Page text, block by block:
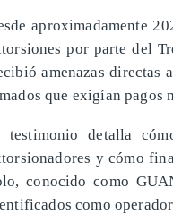
aproximadamente
por parte del
amenazas
que exigían pagos
testimonio detalla
y cómo
conocido como
como